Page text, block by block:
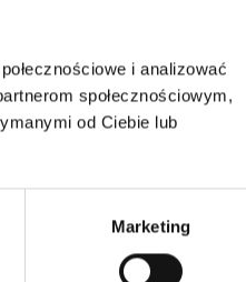
i analizować
społecznościowym,
od Ciebie lub
Marketing